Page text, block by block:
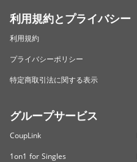
利用規約とプライバシー
利用規約
プライバシーポリシー
特定商取引法に関する表示
グループサービス
CoupLink
1on1 for Singles